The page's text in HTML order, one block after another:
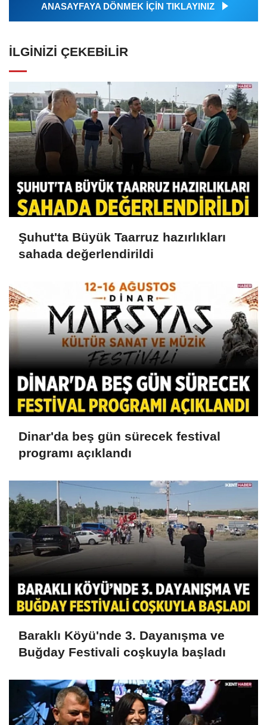
ANASAYFAYA DÖNMEK İÇİN TIKLAYINIZ
İLGINIZI ÇEKEBILIR
Şuhut'ta Büyük Taarruz hazırlıkları
sahada değerlendirildi
Dinar'da beş gün sürecek festival
programı açıklandı
Baraklı Köyü'nde 3. Dayanışma ve
Buğday Festivali coşkuyla başladı